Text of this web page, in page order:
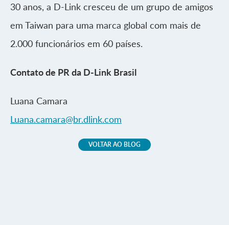
30 anos, a D-Link cresceu de um grupo de amigos
em Taiwan para uma marca global com mais de
2.000 funcionários em 60 países.
Contato de PR da D-Link Brasil
Luana Camara
Luana.camara@br.dlink.com
VOLTAR AO BLOG